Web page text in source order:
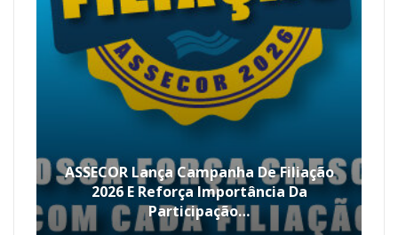
ASSECOR Lança Campanha De Filiação
2026 E Reforça Importância Da
Participação…